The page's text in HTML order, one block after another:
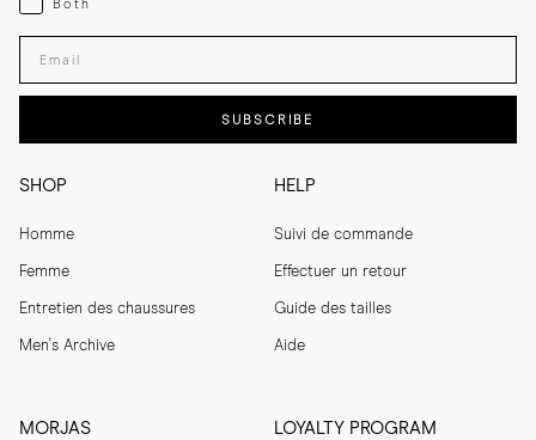
SHOP
Homme
Femme
Entretien des chaussures
Men's Archive
HELP
Suivi de commande
Effectuer un retour
Guide des tailles
Aide
MORJAS LOYALTY PROGRAM
Both
Enter your email adress
SUBSCRIBE